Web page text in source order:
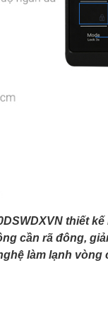
thiết
cần rã đông,
làm lạnh